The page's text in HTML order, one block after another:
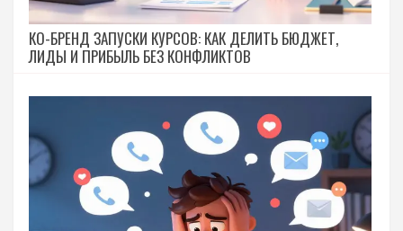
КО-БРЕНД ЗАПУСКИ КУРСОВ: КАК ДЕЛИТЬ БЮДЖЕТ,
ЛИДЫ И ПРИБЫЛЬ БЕЗ КОНФЛИКТОВ